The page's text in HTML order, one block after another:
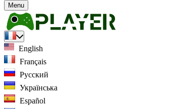
Menu
English
Français
Русский
Українська
Español